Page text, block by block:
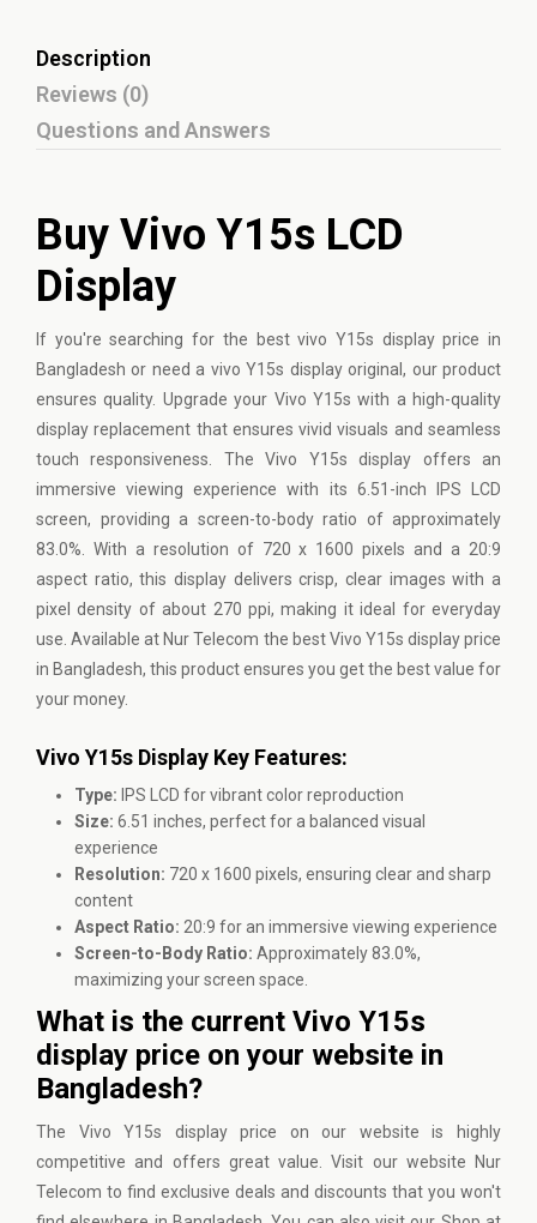
Description
Reviews (0)
Questions and Answers
Buy Vivo Y15s LCD
Display
If you're searching for the bestvivo Y15s display price in
Bangladesh or need a vivo Y15s display original, our product
ensures quality. Upgrade your Vivo Y15s with a high-quality
display replacement that ensures vivid visuals and seamless
touch responsiveness. The Vivo Y15s display offers an
immersive viewing experience with its 6.51-inch IPS LCD
screen, providing a screen-to-body ratio of approximately
83.0%. With a resolution of 720 x 1600 pixels and a 20:9
aspect ratio, this display delivers crisp, clear images with a
pixel density of about 270 ppi, making it ideal for everyday
use. Available at Nur Telecom the best Vivo Y15s display price
in Bangladesh, this product ensures you get the best value for
your money.
Vivo Y15s Display Key Features:
Type: IPS LCD for vibrant color reproduction
Size: 6.51 inches, perfect for a balanced visual
experience
Resolution: 720 x 1600 pixels, ensuring clear and sharp
content
Aspect Ratio: 20:9 for an immersive viewing experience
Screen-to-Body Ratio: Approximately 83.0%,
maximizing your screen space.
What is the current Vivo Y15s
display price on your website in
Bangladesh?
The Vivo Y15s display price on our website is highly
competitive and offers great value. Visit our website
Nur
Telecom to find exclusive deals and discounts that you won't